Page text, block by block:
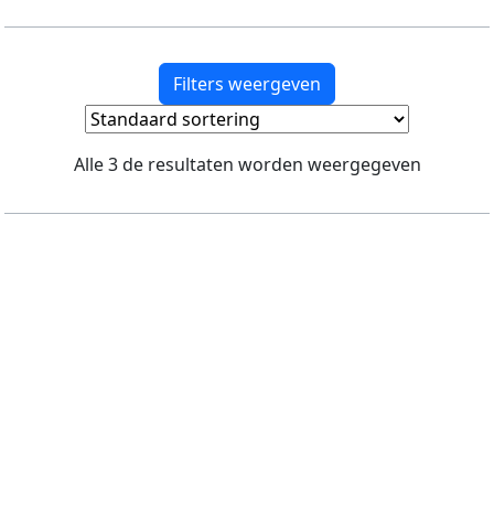
Filters weergeven
Alle 3 de resultaten worden weergegeven